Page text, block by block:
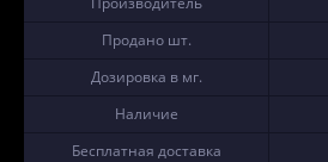
Продано шт.
Дозировка в мг.
Наличие
Бесплатная доставка